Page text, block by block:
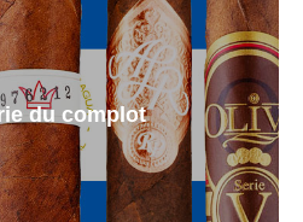
du complot